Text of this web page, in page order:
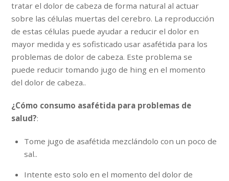
tratar el dolor de cabeza de forma natural al actuar
sobre las células muertas del cerebro. La reproducción
de estas células puede ayudar a reducir el dolor en
mayor medida y es sofisticado usar asafétida para los
problemas de dolor de cabeza. Este problema se
puede reducir tomando jugo de hing en el momento
del dolor de cabeza..
¿Cómo consumo asafétida para problemas de
salud?:
Tome jugo de asafétida mezclándolo con un poco de
sal..
Intente esto solo en el momento del dolor de